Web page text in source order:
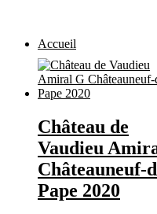
Château de
Vaudieu
Châteauneuf-
Pape 2020
Accueil